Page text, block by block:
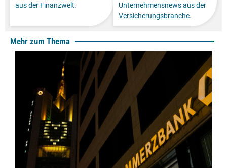
aus der Finanzwelt.
Unternehmensnews aus der
Versicherungsbranche.
Mehr zum Thema